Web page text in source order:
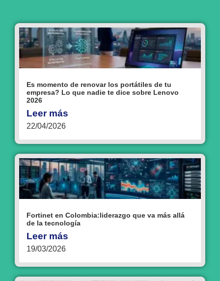
Es momento de renovar los portátiles de tu
empresa? Lo que nadie te dice sobre Lenovo
2026
Leer más
22/04/2026
Fortinet en Colombia:liderazgo que va más allá
de la tecnología
Leer más
19/03/2026